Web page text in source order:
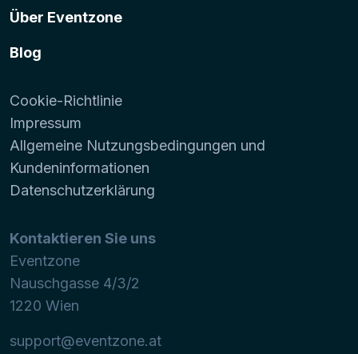
Über Eventzone
Blog
Cookie-Richtlinie
Impressum
Allgemeine Nutzungsbedingungen und
Kundeninformationen
Datenschutzerklärung
Kontaktieren Sie uns
Eventzone
Nauschgasse 4/3/2
1220 Wien
support@eventzone.at